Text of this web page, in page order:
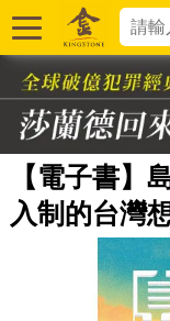
【電子書】
入制的台灣